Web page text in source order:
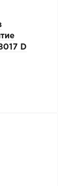
D